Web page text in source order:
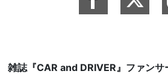
雑誌『CAR and DRIVER』ファンサ